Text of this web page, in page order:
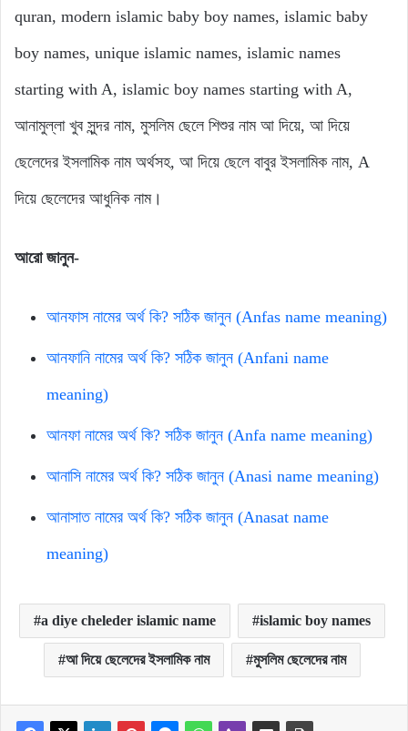
quran, modern islamic baby boy names, islamic baby
boy names, unique islamic names, islamic names
starting with A, islamic boy names starting with A,
আনামুল্লা খুব সুন্দর নাম, মুসলিম ছেলে শিশুর নাম আ দিয়ে, আ দিয়ে
ছেলেদের ইসলামিক নাম অর্থসহ, আ দিয়ে ছেলে বাবুর ইসলামিক নাম, A
দিয়ে ছেলেদের আধুনিক নাম।
আরো জানুন-
আনফাস নামের অর্থ কি? সঠিক জানুন (Anfas name meaning)
আনফানি নামের অর্থ কি? সঠিক জানুন (Anfani name
meaning)
আনফা নামের অর্থ কি? সঠিক জানুন (Anfa name meaning)
আনাসি নামের অর্থ কি? সঠিক জানুন (Anasi name meaning)
আনাসাত নামের অর্থ কি? সঠিক জানুন (Anasat name
meaning)
a diye cheleder islamic name islamic boy names
আ দিয়ে ছেলেদের ইসলামিক নাম মুসলিম ছেলেদের নাম